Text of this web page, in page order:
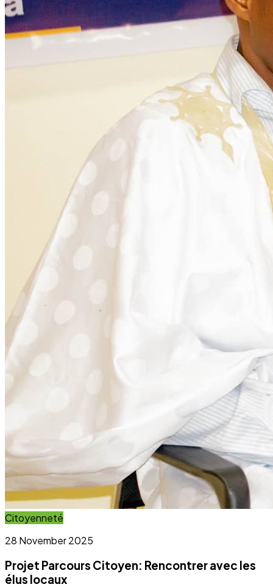
Citoyenneté
28 November 2025
Projet Parcours Citoyen: Rencontrer avec les
élus locaux